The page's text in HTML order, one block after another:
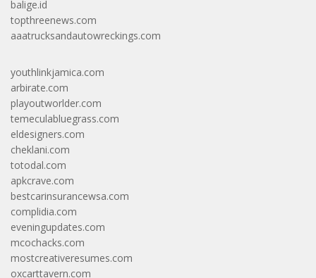
balige.id
topthreenews.com
aaatrucksandautowreckings.com
youthlinkjamica.com
arbirate.com
playoutworlder.com
temeculabluegrass.com
eldesigners.com
cheklani.com
totodal.com
apkcrave.com
bestcarinsurancewsa.com
complidia.com
eveningupdates.com
mcochacks.com
mostcreativeresumes.com
oxcarttavern.com